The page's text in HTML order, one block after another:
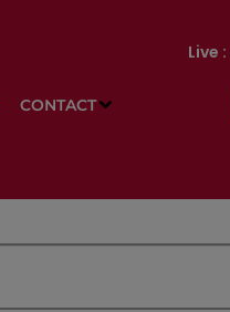
CONTACT
Live :